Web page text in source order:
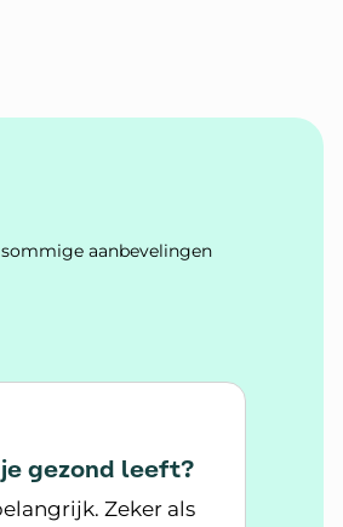
aanbevelingen
gezond leeft?
Zeker als